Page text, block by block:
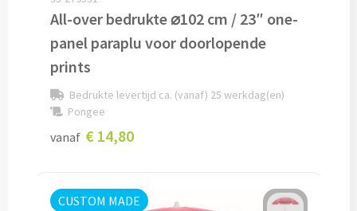
Technologie
Opladers
Powerbanks bedrukken
Draadloze opladers bedrukken
All-over bedrukte ⌀102 cm / 23″ one-
panel paraplu voor doorlopende
prints
Bedrukte levertijd ca. (vanaf) 25 werkdag(en)
Pongee
vanaf € 14,80
CUSTOM MADE